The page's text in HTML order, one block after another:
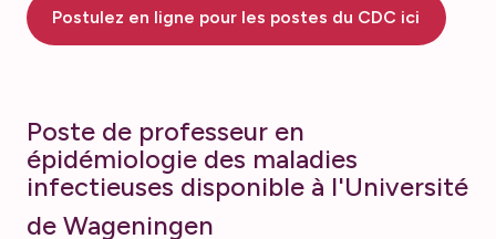
Postulez en ligne pour les postes du CDC ici
Poste de professeur en
épidémiologie des maladies
infectieuses disponible à l'Université
de Wageningen